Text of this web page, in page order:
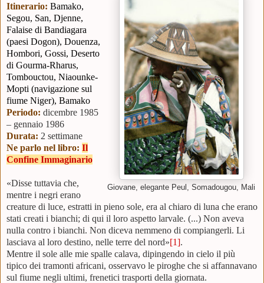
Giovane, elegante Peul, Somadougou, Mali
Itinerario: Bamako,
Segou, San, Djenne,
Falaise di Bandiagara
(paesi Dogon), Douenza,
Hombori, Gossi, Deserto
di Gourma-Rharus,
Tombouctou, Niaounke-
Mopti (navigazione sul
fiume Niger), Bamako
Periodo: dicembre 1985
– gennaio 1986
Durata: 2 settimane
Ne parlo nel libro: Il
Confine Immaginario
«Disse tuttavia che,
mentre i negri erano
creature di luce, estratti in pieno sole, era al chiaro di luna che erano
stati creati i bianchi; di qui il loro aspetto larvale. (...) Non aveva
nulla contro i bianchi. Non diceva nemmeno di compiangerli. Li
lasciava al loro destino, nelle terre del nord»[1].
Mentre il sole alle mie spalle calava, dipingendo in cielo il più
tipico dei tramonti africani, osservavo le piroghe che si affannavano
sul fiume negli ultimi, frenetici trasporti della giornata.